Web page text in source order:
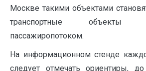
Москве такими объектами
транспортные
пассажиропотоком.
На информационном стенде
следует отмечать ориентиры,